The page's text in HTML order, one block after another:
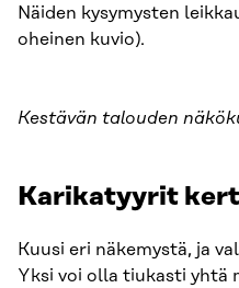
Näiden kysymysten
oheinen kuvio).
Kestävän talouden
Karikatyyrit
Kuusi eri näkemystä, ja
Yksi voi olla tiukasti yhtä